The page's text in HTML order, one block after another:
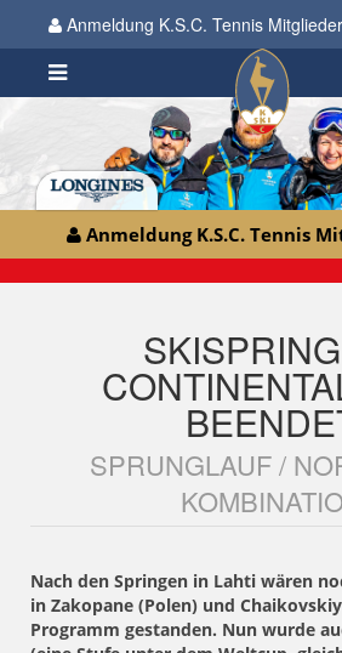
Anmeldung K.S.C. Tennis
Anmeldung K.S.C. Tennis
SPRUNGLAUF /
Nach den Springen in Lahti wären
in Zakopane (Polen) und
Programm gestanden. Nun wurde